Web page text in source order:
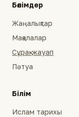
Бөлімдер
Жаңалықтар
Мақалалар
Сұрақ-жауап
Пәтуа
Білім
Ислам тарихы